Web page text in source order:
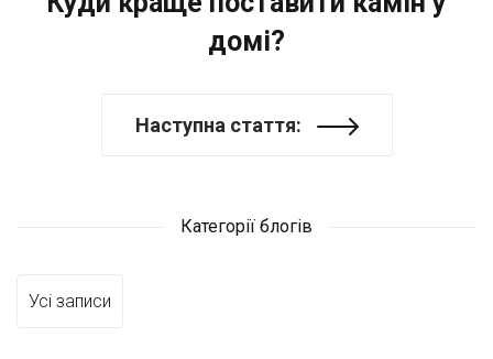
домі?
Наступна стаття:
Категорії блогів
Усі записи